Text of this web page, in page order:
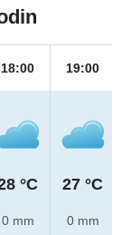
18:00
°C
0 mm
19:00
27 °C
0 mm